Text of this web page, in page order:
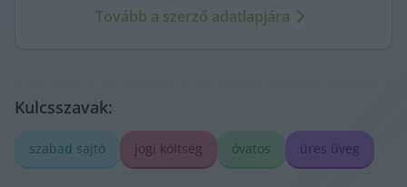
erős helyi média.
Tovább a szerző adatlapjára
Kulcsszavak:
szabad sajtó jogi költség óvatos üres üveg